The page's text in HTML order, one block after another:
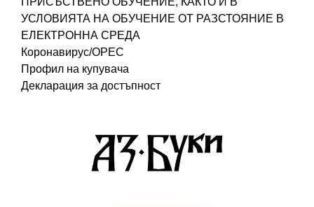
УСЛОВИЯТА НА ОБУЧЕНИЕ ОТ РАЗСТОЯНИЕ В
ЕЛЕКТРОННА СРЕДА
Коронавирус/ОРЕС
Профил на купувача
Декларация за достъпност